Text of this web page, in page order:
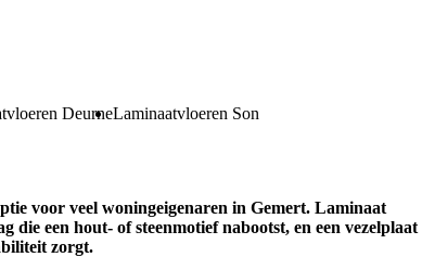
DeurneLaminaatvloeren Son
voor veel woningeigenaren in Gemert. Laminaat
die een hout- of steenmotief nabootst, en een vezelplaat
zorgt.